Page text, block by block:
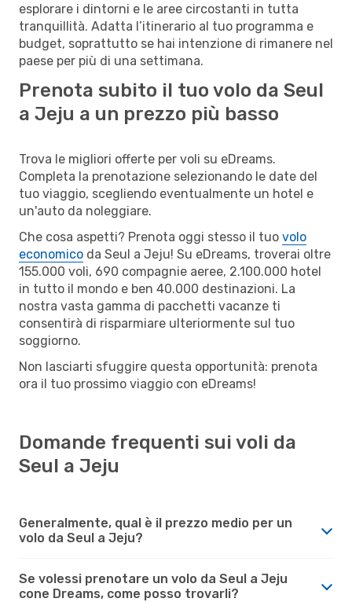
esplorare i dintorni e le aree circostanti in tutta
tranquillità. Adatta l’itinerario al tuo programma e
budget, soprattutto se hai intenzione di rimanere nel
paese per più di una settimana.
Prenota subito il tuo volo da Seul
a Jeju a un prezzo più basso
Trova le migliori offerte per voli su eDreams.
Completa la prenotazione selezionando le date del
tuo viaggio, scegliendo eventualmente un hotel e
un'auto da noleggiare.
Che cosa aspetti? Prenota oggi stesso il tuo volo
economico da Seul a Jeju! Su eDreams, troverai oltre
155.000 voli, 690 compagnie aeree, 2.100.000 hotel
in tutto il mondo e ben 40.000 destinazioni. La
nostra vasta gamma di pacchetti vacanze ti
consentirà di risparmiare ulteriormente sul tuo
soggiorno.
Non lasciarti sfuggire questa opportunità: prenota
ora il tuo prossimo viaggio con eDreams!
Domande frequenti sui voli da
Seul a Jeju
Generalmente, qual è il prezzo medio per un
volo da Seul a Jeju?
Se volessi prenotare un volo da Seul a Jeju
cone Dreams, come posso trovarli?